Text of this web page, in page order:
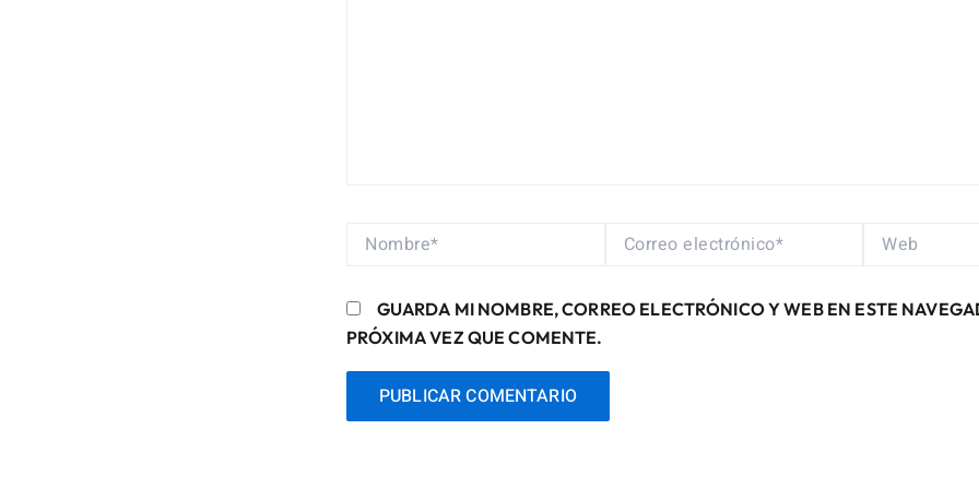
NOMBRE*
CORREO
WEB
GUARDA MI NOMBRE, CORREO ELECTRÓNICO Y WEB EN ESTE
PRÓXIMA VEZ QUE COMENTE.